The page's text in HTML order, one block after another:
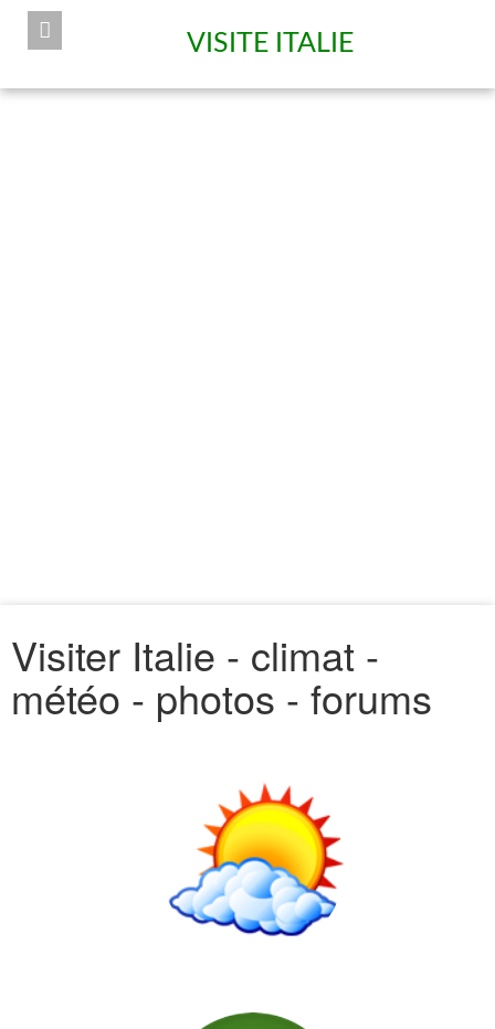
VISITE ITALIE
Visiter Italie - climat -
météo - photos - forums